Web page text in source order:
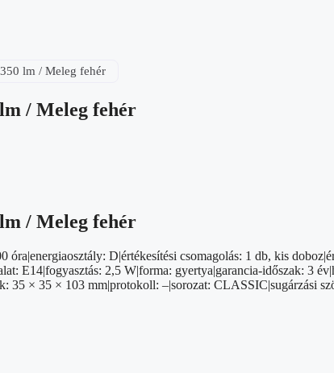
lm / Meleg fehér
/ Meleg fehér
/ Meleg fehér
D|értékesítési csomagolás: 1 db, kis
E14|fogyasztás: 2,5 W|forma: gyertya|garancia-időszak: 3
× 35 × 103 mm|protokoll: –|sorozat: CLASSIC|sugárzási